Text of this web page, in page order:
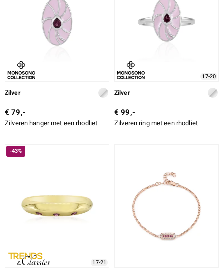
Zilver
€ 79,-
Zilveren hanger met een rhodliet
17-20
Zilver
€ 99,-
Zilveren ring met een rhodliet
-43%
17-21